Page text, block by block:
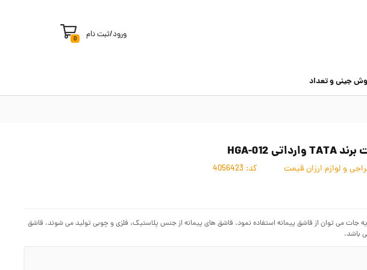
ورود/ثبت نام 0
جینی و تعداد
و لوازم ارزان قیمت کد:
جات می توان از قاشق پیمانه استفاده نمود. قاشق های پیمانه از جنس پلاستیک، فلزی و چوبی تولید می شوند. قاشق